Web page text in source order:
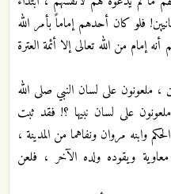
فلو كان أحدهم إماماً بأمر الله
إمام من الله تعالى إلا أئمة العترة
، ملعونون على لسان النبي صلى الله
على لسان نبيها ؟! فقد ثبت
وابنه مروان ونفاهما من المدينة ،
ويقوده ولده الآخر ، فلعن